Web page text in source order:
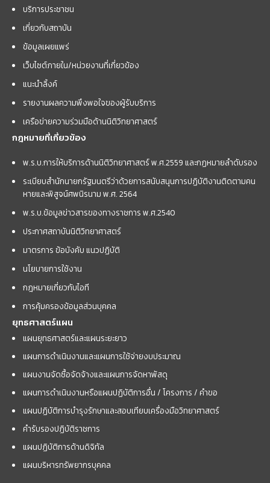
บริการประชาชน
เกี่ยวกับสถาบัน
ข้อมูลเผยแพร่
เว็บไซต์ภายใน/หน่วยงานที่เกี่ยวข้อง
แนะนำลิ้งค์
รายงานผลความพึงพอใจของผู้รับบริการ
เครือข่ายความร่วมมือด้านนิติวิทยาศาสตร์
กฎหมายที่เกี่ยวข้อง
พ.ร.บ.การให้บริการด้านนิติวิทยาศาสตร์ พ.ศ.2559 และกฏหมายลำดับรอง
ระเบียบสำนักนายกรัฐมนตรีว่าด้วยการสนับสนุนการปฏิบัติงานติดตามคน
หายและพิสูจน์ศพนิรนาม พ.ศ. 2564
พ.ร.บ.ข้อมูลข่าวสารของทางราชการ พ.ศ.2540
ประกาศสถาบันนิติวิทยาศาสตร์
มาตรการ ข้อบังคับ แนวปฏิบัติ
นโยบายการใช้งาน
กฎหมายเกี่ยวกับไอที
การคุ้มครองข้อมูลส่วนบุคคล
ยุทธศาสตร์แผน
แผนยุทธศาสตร์และแผนระยะยาว
แผนการดำเนินงานและแผนการใช้จ่ายงบประมาณ
แผนงานจัดซื้อจัดจ้างและแผนการจัดหาพัสดุ
แผนการดำเนินงานหรือแผนปฏิบัติการอื่น / โครงการ / คำขอ
แผนปฏิบัติการบำรุงรักษาและสอบเทียบเครื่องมือวิทยาศาสตร์
คำรับรองปฏิบัติราชการ
แผนปฏิบัติการด้านดิจิทัล
แผนบริหารทรัพยากรบุคคล